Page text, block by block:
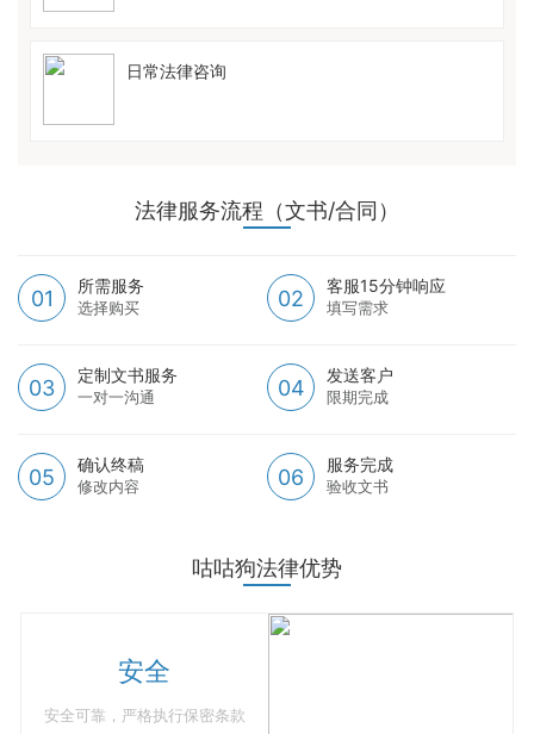
日常法律咨询
法律服务流程（文书/合同）
01
所需服务
选择购买 02
客服15分钟响应
填写需求
03
定制文书服务
一对一沟通 04
发送客户
限期完成
05
确认终稿
修改内容 06
服务完成
验收文书
咕咕狗法律优势
安全
安全可靠，严格执行保密条款